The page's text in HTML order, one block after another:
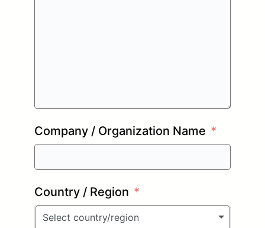
Company / Organization Name
Country / Region
Select country/region